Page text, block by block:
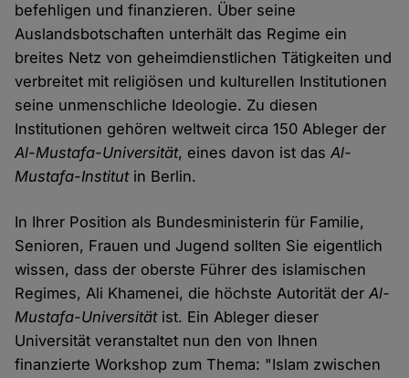
befehligen und finanzieren. Über seine
Auslandsbotschaften unterhält das Regime ein
breites Netz von geheimdienstlichen Tätigkeiten und
verbreitet mit religiösen und kulturellen Institutionen
seine unmenschliche Ideologie. Zu diesen
Institutionen gehören weltweit circa 150 Ableger der
Al-Mustafa-Universität, eines davon ist dasAl-
Mustafa-Institutin Berlin.
In Ihrer Position als Bundesministerin für Familie,
Senioren, Frauen und Jugend sollten Sie eigentlich
wissen, dass der oberste Führer des islamischen
Regimes, Ali Khamenei, die höchste Autorität derAl-
Mustafa-Universitätist. Ein Ableger dieser
Universität veranstaltet nun den von Ihnen
finanzierte Workshop zum Thema: "Islam zwischen